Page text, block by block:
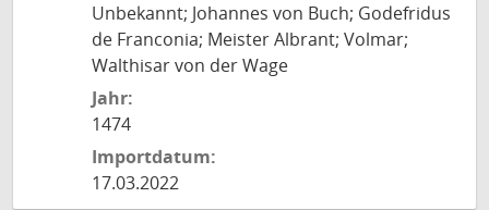
Unbekannt; Johannes von Buch; Godefridus
de Franconia; Meister Albrant; Volmar;
Walthisar von der Wage
Jahr:
1474
Importdatum:
17.03.2022